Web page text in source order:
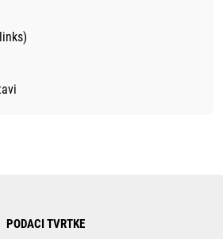
PODACI TVRTKE